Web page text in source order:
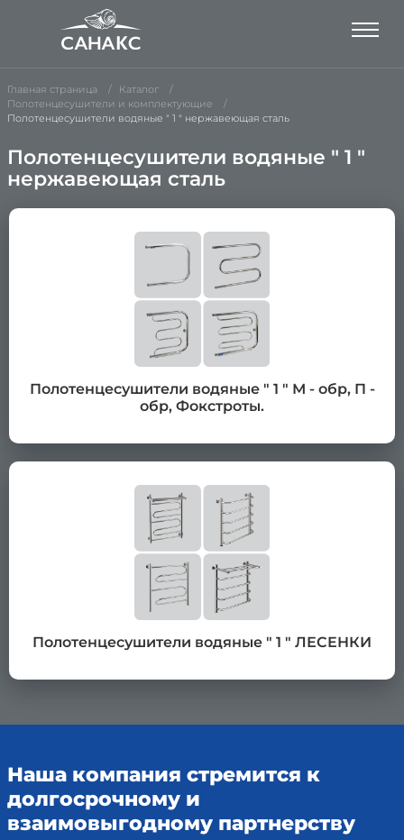
Главная страница
Каталог
Полотенцесушители и комплектующие
Полотенцесушители водяные " 1 " нержавеющая сталь
Полотенцесушители водяные " 1 "
нержавеющая сталь
Полотенцесушители водяные " 1 " М - обр, П -
обр, Фокстроты.
Полотенцесушители водяные " 1 " ЛЕСЕНКИ
Наша компания стремится к
долгосрочному и
взаимовыгодному партнерству